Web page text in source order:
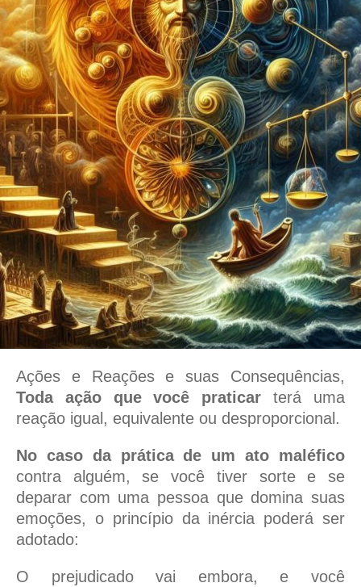
Ações e Reações e suas Consequências,
Toda ação que você praticar terá uma
reação igual, equivalente ou desproporcional.
No caso da prática de um ato maléfico
contra alguém, se você tiver sorte e se
deparar com uma pessoa que domina suas
emoções, o princípio da inércia poderá ser
adotado:
O prejudicado vai embora, e você